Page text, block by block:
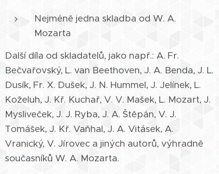
Nejméně jedna skladba od W. A.
Mozarta
Další díla od skladatelů, jako např.: A. Fr.
Bečvařovský, L. van Beethoven, J. A. Benda, J. L.
Dusík, Fr. X. Dušek, J. N. Hummel, J. Jelínek, L.
Koželuh, J. Kř. Kuchař, V. V. Mašek, L. Mozart, J.
Mysliveček, J. J. Ryba, J. A. Štěpán, V. J.
Tomášek, J. Kř. Vaňhal, J. A. Vitásek, A.
Vranický, V. Jírovec a jiných autorů, výhradně
současníků W. A. Mozarta.